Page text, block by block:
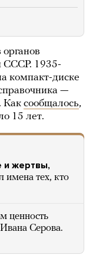
СССР. 1935-
компакт-диске
—
Как сообщалось,
15 лет.
и жертвы,
имена тех, кто
ценность
Серова.